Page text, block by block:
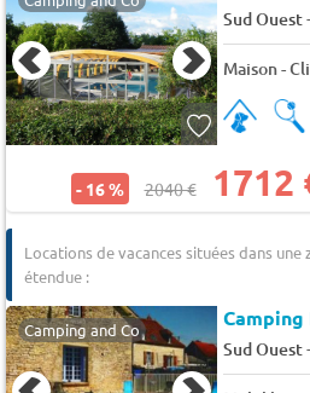
Sud Ouest-
Maison -
- 16 % 2040 € 1712
Locations de vacances situées dans
étendue :
Camping and Co Camping
Sud Ouest-